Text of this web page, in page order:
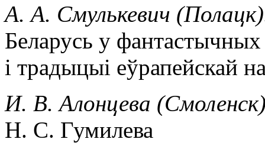
А. А. Смулькевич
Беларусь у
i традыцыi еўрапейскай
И. В. Алонцева
Н. С. Гумилева